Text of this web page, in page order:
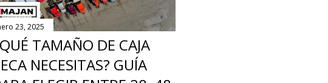
23, 2025
TAMAÑO DE CAJA
NECESITAS? GUÍA